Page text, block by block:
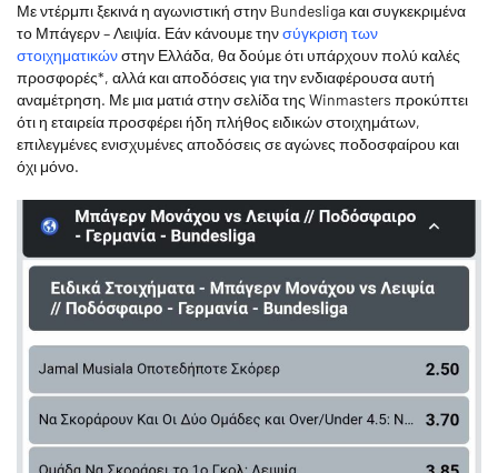
Με ντέρμπι ξεκινά η αγωνιστική στην Bundesliga και συγκεκριμένα
το Μπάγερν – Λειψία. Εάν κάνουμε τηνσύγκριση των
στοιχηματικώνστην Ελλάδα, θα δούμε ότι υπάρχουν πολύ καλές
προσφορές*, αλλά και αποδόσεις για την ενδιαφέρουσα αυτή
αναμέτρηση. Με μια ματιά στην σελίδα της Winmasters προκύπτει
ότι η εταιρεία προσφέρει ήδη πλήθος ειδικών στοιχημάτων,
επιλεγμένες ενισχυμένες αποδόσεις σε αγώνες ποδοσφαίρου και
όχι μόνο.